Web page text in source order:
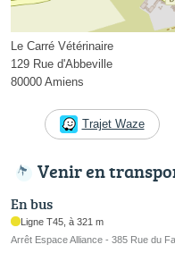
Le Carré Vétérinaire
129 Rue d'Abbeville
80000 Amiens
Trajet Waze
Venir en
En bus
Ligne T45, à 321 m
Arrêt Espace Alliance - 385 Rue du